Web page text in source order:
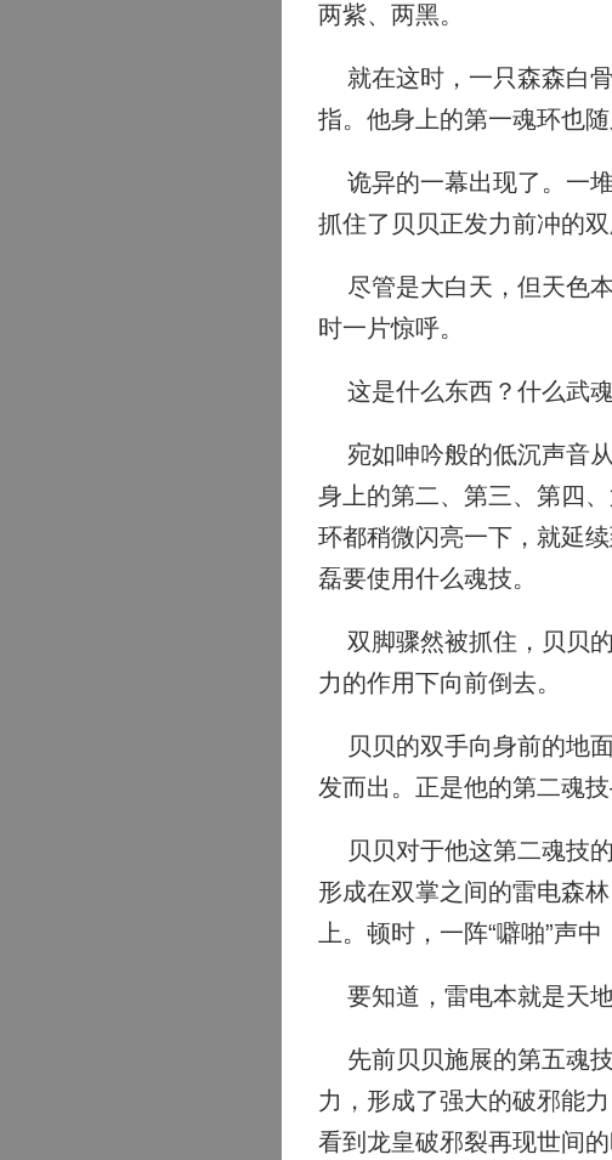
两紫、两黑。
就在这时，一只森森白
指。他身上的第一魂环也随
诡异的一幕出现了。一
抓住了贝贝正发力前冲的
尽管是大白天，但天色
时一片惊呼。
这是什么东西？什么武
宛如呻吟般的低沉声音从
身上的第二、第三、第四
环都稍微闪亮一下，就延
磊要使用什么魂技。
双脚骤然被抓住，贝贝
力的作用下向前倒去。
贝贝的双手向身前的地
发而出。正是他的第二魂
贝贝对于他这第二魂技
形成在双掌之间的雷电森
上。顿时，一阵“噼啪”声
要知道，雷电本就是天地
先前贝贝施展的第五魂
力，形成了强大的破邪能
看到龙皇破邪裂再现世间